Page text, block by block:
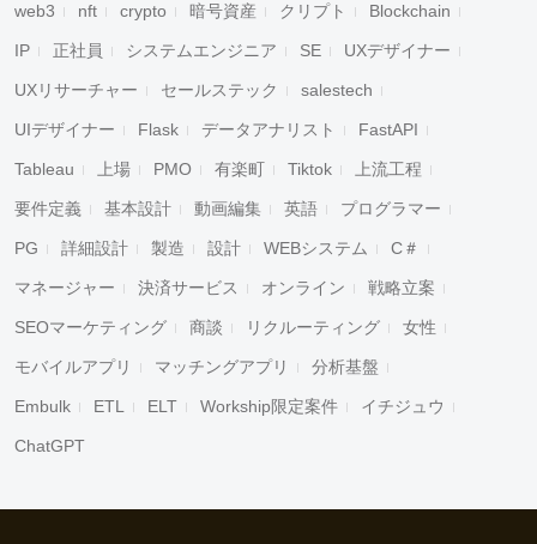
web3 nft crypto 暗号資産 クリプト Blockchain
IP 正社員 システムエンジニア SE UXデザイナー
UXリサーチャー セールステック salestech
UIデザイナー Flask データアナリスト FastAPI
Tableau 上場 PMO 有楽町 Tiktok 上流工程
要件定義 基本設計 動画編集 英語 プログラマー
PG 詳細設計 製造 設計 WEBシステム C＃
マネージャー 決済サービス オンライン 戦略立案
SEOマーケティング 商談 リクルーティング 女性
モバイルアプリ マッチングアプリ 分析基盤
Embulk ETL ELT Workship限定案件 イチジュウ
ChatGPT